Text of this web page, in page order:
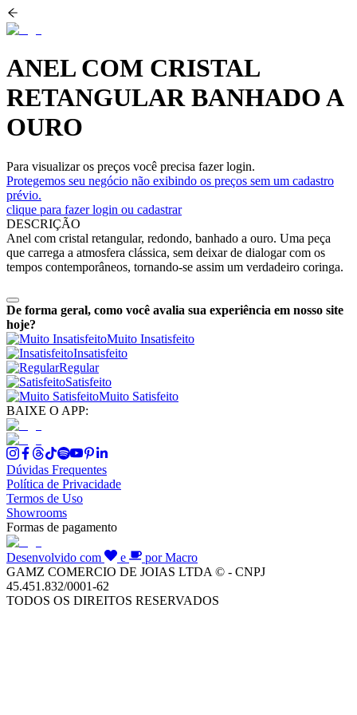
ANEL COM CRISTAL
RETANGULAR BANHADO A
OURO
Para visualizar os preços você precisa fazer login.
Protegemos seu negócio não exibindo os preços sem um cadastro
prévio.
clique para fazer login ou cadastrar
DESCRIÇÃO
Anel com cristal retangular, redondo, banhado a ouro. Uma peça
que carrega a atmosfera clássica, sem deixar de dialogar com os
tempos contemporâneos, tornando-se assim um verdadeiro coringa.
De forma geral, como você avalia sua experiência em nosso site
hoje?
Muito Insatisfeito
Insatisfeito
Regular
Satisfeito
Muito Satisfeito
BAIXE O APP:
Dúvidas Frequentes
Política de Privacidade
Termos de Uso
Showrooms
Formas de pagamento
Desenvolvido com e
por Macro
GAMZ COMERCIO DE JOIAS LTDA © - CNPJ
45.451.832/0001-62
TODOS OS DIREITOS RESERVADOS